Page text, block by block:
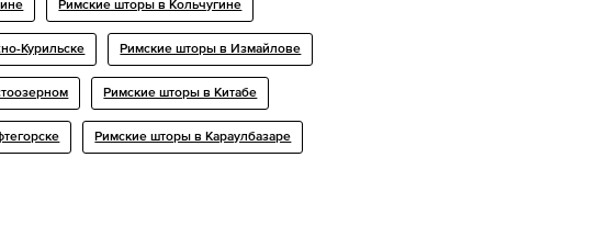
Римские шторы в Кольчугине
Курильске Римские шторы в Измайлове
Римские шторы в Китабе
Римские шторы в Караулбазаре